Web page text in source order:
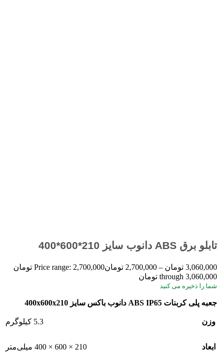
تابلو برق ABS دانوب سایز 210*600*400
3,060,000 تومان –
2,700,000 تومان
Price range: 2,700,000 تومان
through 3,060,000 تومان
شما را ذخیره می کنید
جعبه پلی کربنات ABS IP65 دانوب باکس سایز 400x600x210
وزن 5.3 کیلوگرم
ابعاد 210 × 600 × 400 میلی‌متر